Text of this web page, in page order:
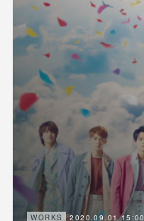
WORKS 2020.09.01 15:00